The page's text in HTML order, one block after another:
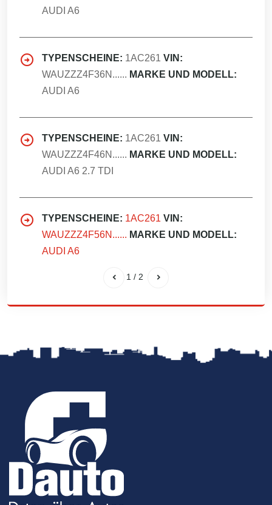
AUDI A6
TYPENSCHEINE: 1AC261 VIN:
WAUZZZ4F36N...... MARKE UND MODELL:
AUDI A6
TYPENSCHEINE: 1AC261 VIN:
WAUZZZ4F46N...... MARKE UND MODELL:
AUDI A6 2.7 TDI
TYPENSCHEINE: 1AC261 VIN:
WAUZZZ4F56N...... MARKE UND MODELL:
AUDI A6
1 / 2